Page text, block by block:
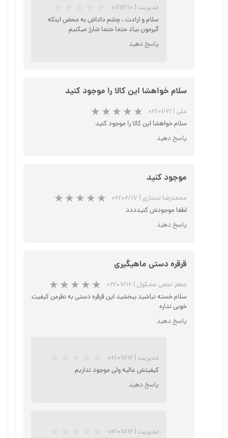
★★★★★
★★★
★★★
مدیریت | ۰۱/۱۲/۱۰
سلام و ارادت ، چشم داداش به محض اینکه
گیرمون بیاد حتما حتما شارژ میکنیم
پاسخ دهید
سلام خواهشا این کالا را موجود کنید
علی | ۰۲/۰۱/۲۱
سلام خواهشا این کالا را موجود کنید
پاسخ دهید
موجود کنید
محمدرضا نیساری | ۰۲/۰۲/۱۷
لطفا موجودش کنیدددد
پاسخ دهید
قرقره دستی ماهیگیری
جعفر نجفی مشکول | ۰۲/۰۷/۱۲
سلام خسته نباشید ببخشید این قرقره دستی به نظرمن کیفیت
خوبی نداره
پاسخ دهید
مدیریت | ۰۲/۰۷/۱۲
کیفیتش عالیه ولی موجود نداریم
پاسخ دهید
مدیریت | ۰۲/۰۷/۱۲